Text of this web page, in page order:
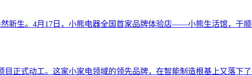
新生。4月17日，小熊电器全国首家品牌体验店——小熊生活馆，于
正式动工。这家小家电领域的领先品牌，在智能制造根基上又落下